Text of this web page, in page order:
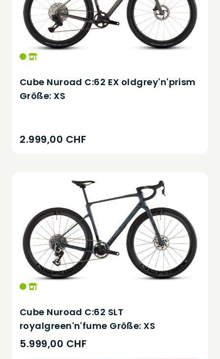
Cube Nuroad C:62 EX oldgrey'n'prism
Größe: XS
2.999,00 CHF
Cube Nuroad C:62 SLT
royalgreen'n'fume Größe: XS
5.999,00 CHF